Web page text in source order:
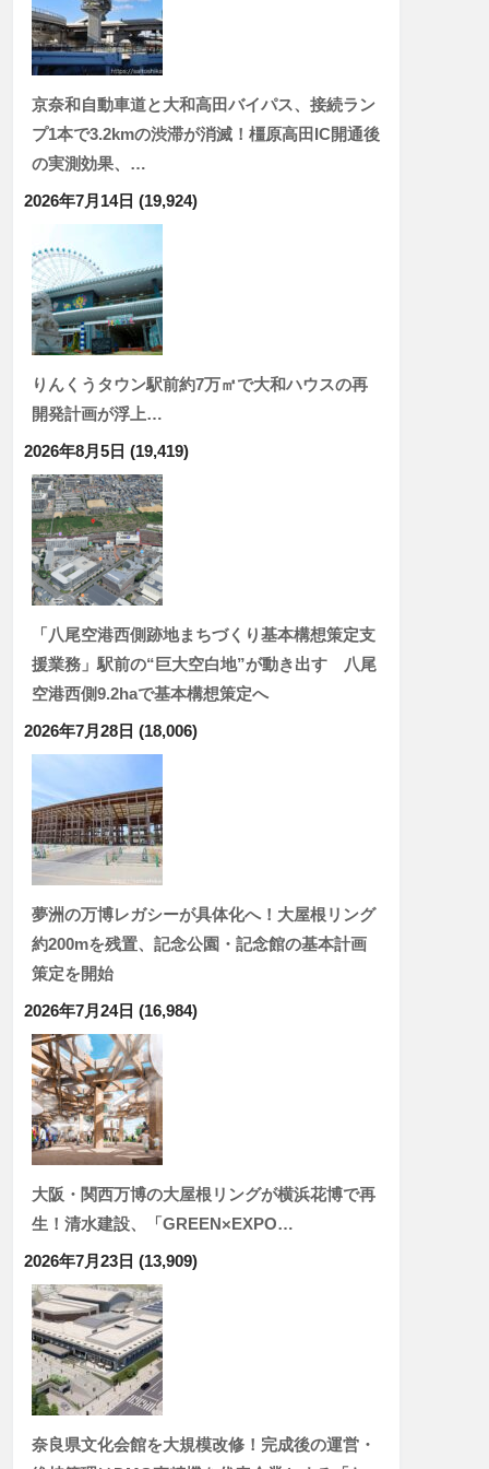
京奈和自動車道と大和高田バイパス、接続ラン
プ1本で3.2kmの渋滞が消滅！橿原高田IC開通後
の実測効果、…
2026年7月14日 (19,924)
りんくうタウン駅前約7万㎡で大和ハウスの再
開発計画が浮上…
2026年8月5日 (19,419)
「八尾空港西側跡地まちづくり基本構想策定支
援業務」駅前の“巨大空白地”が動き出す 八尾
空港西側9.2haで基本構想策定へ
2026年7月28日 (18,006)
夢洲の万博レガシーが具体化へ！大屋根リング
約200mを残置、記念公園・記念館の基本計画
策定を開始
2026年7月24日 (16,984)
大阪・関西万博の大屋根リングが横浜花博で再
生！清水建設、「GREEN×EXPO…
2026年7月23日 (13,909)
奈良県文化会館を大規模改修！完成後の運営・